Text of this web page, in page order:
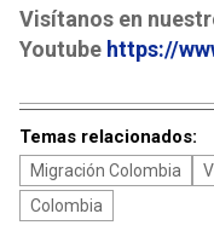
Visítanos en
Youtube https://
Temas relacionados:
Migración Colombia
Colombia